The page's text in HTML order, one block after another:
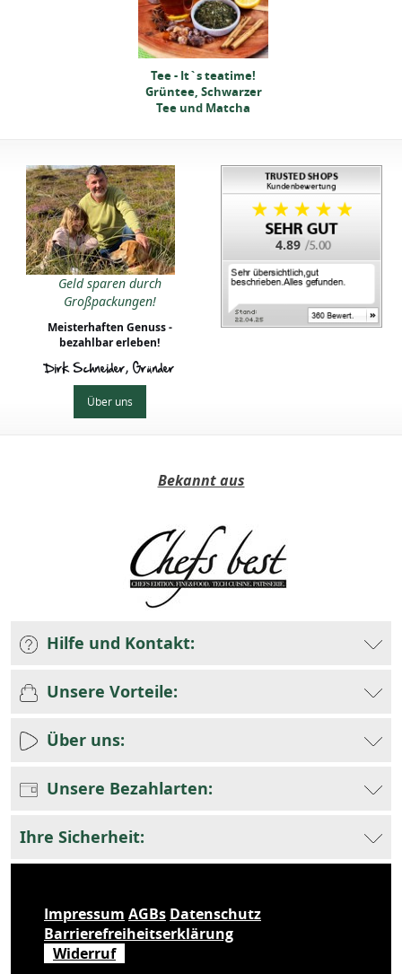
Tee - It`s teatime!
Grüntee, Schwarzer
Tee und Matcha
- It`s teatime!
Schwarzer
und Matcha
Geld sparen durch
Großpackungen!
Meisterhaften Genuss -
bezahlbar erleben!
Dirk Schneider, Gründer
Über uns
4.89
Bekannt aus
Hilfe und Kontakt:
Unsere Vorteile:
Über uns:
Unsere Bezahlarten:
Ihre Sicherheit:
Impressum AGBs Datenschutz
Barrierefreiheitserklärung
Widerruf